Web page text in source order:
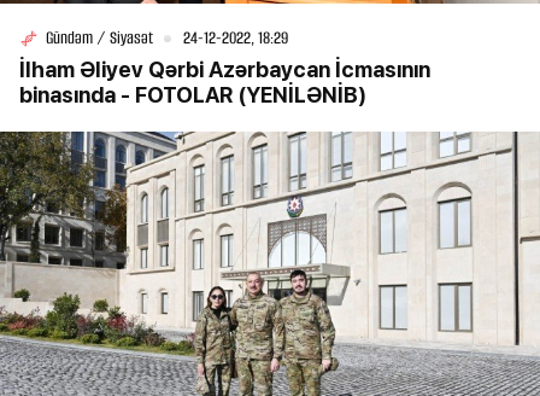
Gündəm / Siyasət 24-12-2022, 18:29
İlham Əliyev Qərbi Azərbaycan İcmasının
binasında - FOTOLAR (YENİLƏNİB)